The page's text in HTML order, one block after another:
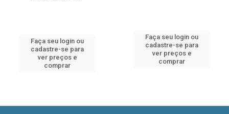
Faça seu login ou
cadastre-se para
ver preços e
comprar
Faça seu login ou
cadastre-se para
ver preços e
comprar